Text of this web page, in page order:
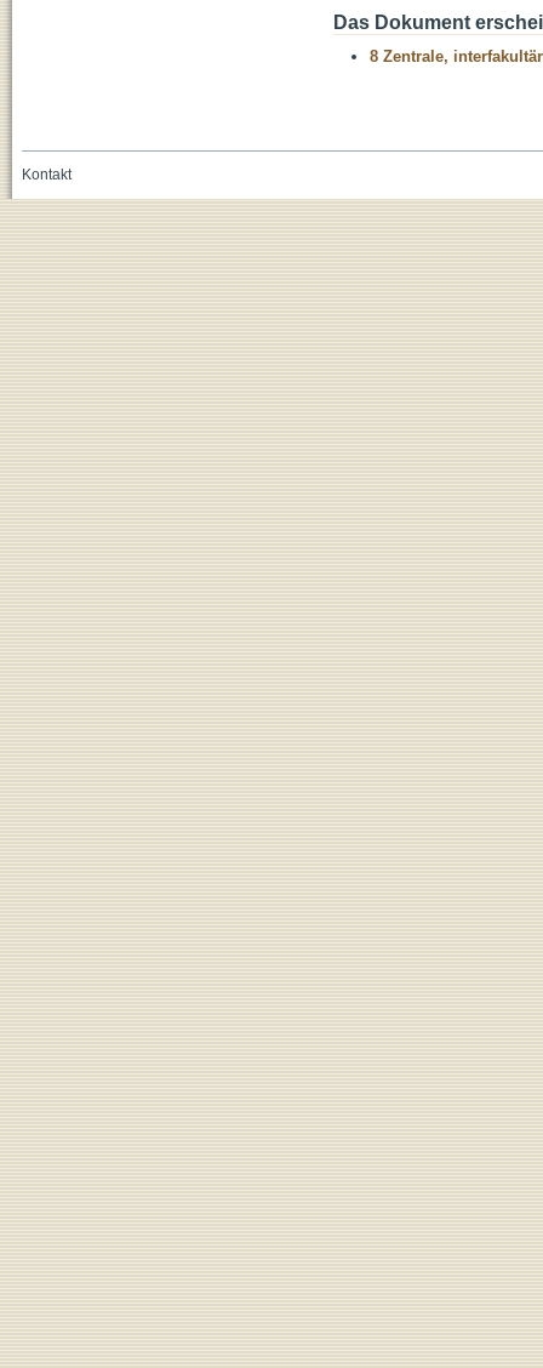
Das Dokument
8 Zentrale,
Kontakt